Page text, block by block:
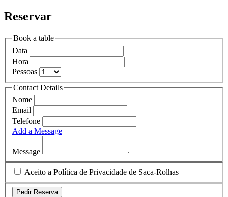
Reservar
Book a table
Data
Hora
Pessoas
Contact Details
Nome
Email
Telefone
Add a Message
Message
Aceito a Política de Privacidade de Saca-Rolhas
Pedir Reserva